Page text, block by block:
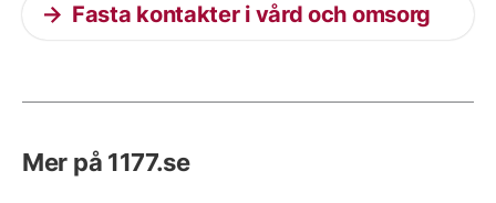
Fasta kontakter i vård och omsorg
Mer på 1177.se